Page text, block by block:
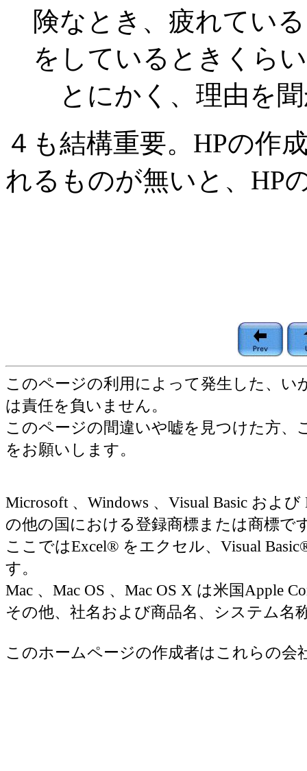
険なとき、疲れてい
をしているときくら
とにかく、理由を
４も結構重要。HPの作
れるものが無いと、HP
このページの利用によって発生した、
は責任を負いません。
このページの間違いや嘘を見つけた方
をお願いします。
Microsoft 、Windows 、Visual Basic およ
の他の国における登録商標または商標で
ここではExcel® をエクセル、Visual
す。
Mac 、Mac OS 、Mac OS X は米国Apple
その他、社名および商品名、システム名
このホームページの作成者はこれらの